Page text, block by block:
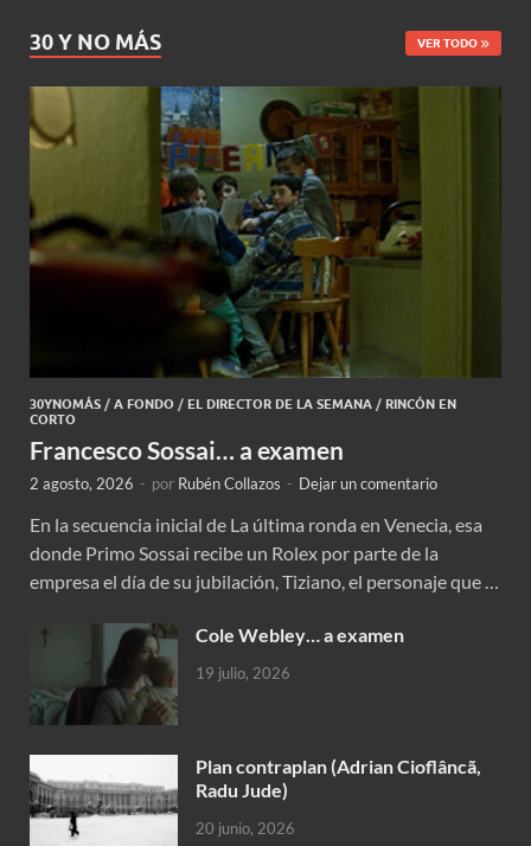
30 Y NO MÁS VER TODO
30YNOMÁS / A FONDO / EL DIRECTOR DE LA SEMANA / RINCÓN EN
CORTO
Francesco Sossai… a examen
2 agosto, 2026 - por Rubén Collazos - Dejar un comentario
En la secuencia inicial de La última ronda en Venecia, esa
donde Primo Sossai recibe un Rolex por parte de la
empresa el día de su jubilación, Tiziano, el personaje que …
Cole Webley… a examen
19 julio, 2026
Plan contraplan (Adrian Cioflâncã,
Radu Jude)
20 junio, 2026